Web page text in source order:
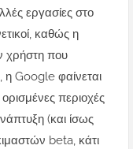
εργασίες στο
καθώς η
χρήστη που
η Google φαίνεται
περιοχές
(και ίσως
beta, κάτι